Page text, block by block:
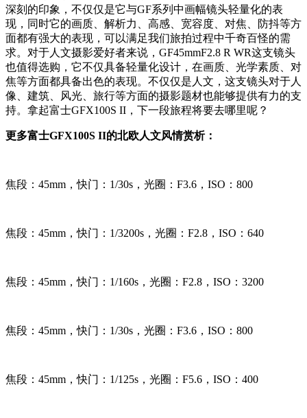
深刻的印象，不仅仅是它与GF系列中画幅镜头轻量化的表
现，同时它的画质、解析力、高感、宽容度、对焦、防抖等方
面都有强大的表现，可以满足我们旅拍过程中千奇百怪的需
求。对于人文摄影爱好者来说，GF45mmF2.8 R WR这支镜头
也值得选购，它不仅具备轻量化设计，在画质、光学素质、对
焦等方面都具备出色的表现。不仅仅是人文，这支镜头对于人
像、建筑、风光、旅行等方面的摄影题材也能够提供有力的支
持。拿起富士GFX100S II，下一段旅程将要去哪里呢？
更多富士GFX100S II的北欧人文风情赏析：
焦段：45mm，快门：1/30s，光圈：F3.6，ISO：800
焦段：45mm，快门：1/3200s，光圈：F2.8，ISO：640
焦段：45mm，快门：1/160s，光圈：F2.8，ISO：3200
焦段：45mm，快门：1/30s，光圈：F3.6，ISO：800
焦段：45mm，快门：1/125s，光圈：F5.6，ISO：400